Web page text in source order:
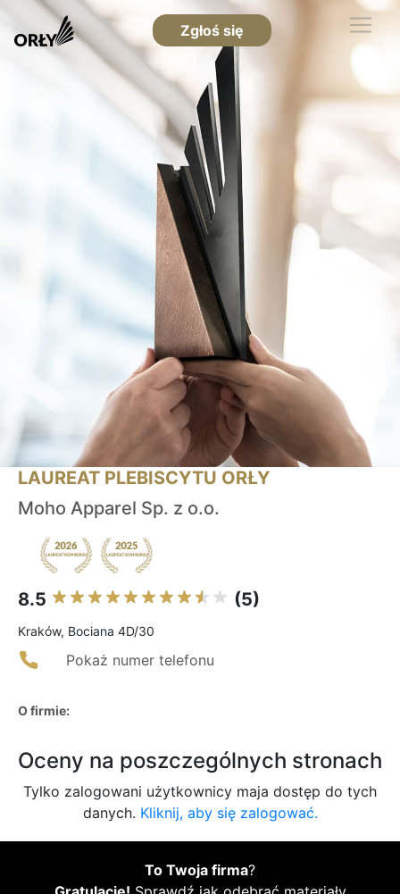
Zgłoś się
LAUREAT PLEBISCYTU ORŁY
Moho Apparel Sp. z o.o.
8.5 (5)
Kraków, Bociana 4D/30
Pokaż numer telefonu
O firmie:
Oceny na poszczególnych stronach
Tylko zalogowani użytkownicy maja dostęp do tych
danych. Kliknij, aby się zalogować.
To Twoja firma?